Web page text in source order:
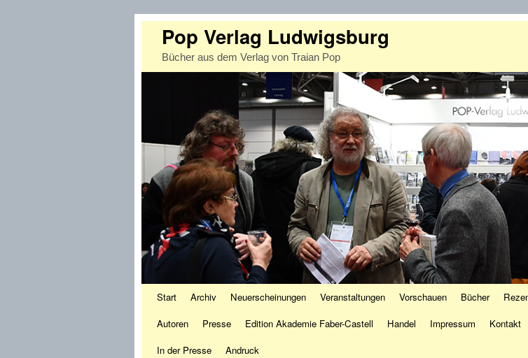
Pop Verlag Ludwigsburg
Bücher aus dem Verlag von Traian Pop
Start Archiv Neuerscheinungen Veranstaltungen Vorschauen Bücher
Autoren
Presse Edition Akademie Faber-Castell Handel Impressum Kontakt
In der Presse
Andruck